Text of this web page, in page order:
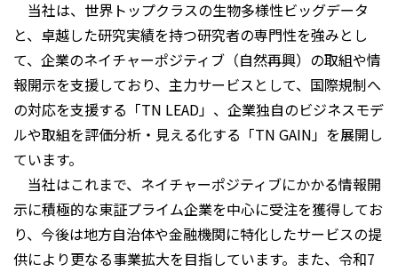
当社は、世界トップクラスの生物多様性ビッグデータ
と、卓越した研究実績を持つ研究者の専門性を強みとし
て、企業のネイチャーポジティブ（自然再興）の取組や情
報開示を支援しており、主力サービスとして、国際規制へ
の対応を支援する「TN LEAD」、企業独自のビジネスモデ
ルや取組を評価分析・見える化する「TN GAIN」を展開し
ています。
当社はこれまで、ネイチャーポジティブにかかる情報開
示に積極的な東証プライム企業を中心に受注を獲得してお
り、今後は地方自治体や金融機関に特化したサービスの提
供により更なる事業拡大を目指しています。また、令和7